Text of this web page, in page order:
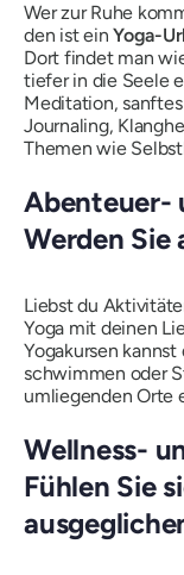
Wer zur Ruhe
den ist einYoga-
Dort findet man
tiefer in die Seele
Meditation,
Journaling,
Themen wie
Abenteuer-
Werden Sie
Liebst du
Yoga mit deinen
Yogakursen
schwimmen oder
umliegenden Orte
Wellness-
Fühlen Sie